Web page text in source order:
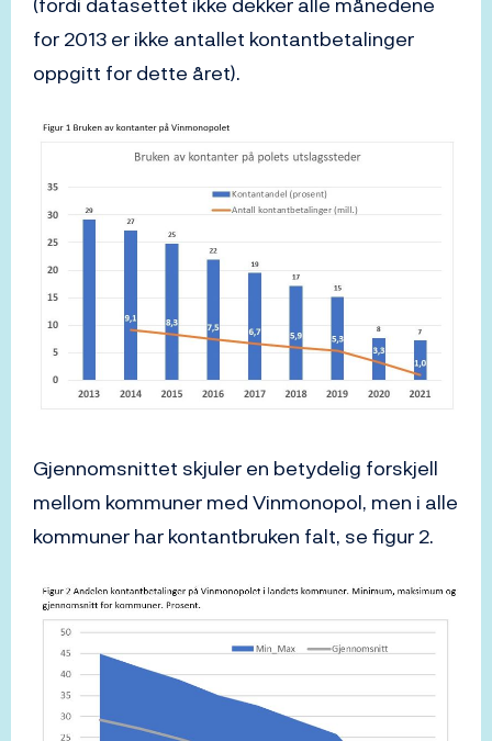
for 2013 er ikke antallet kontantbetalinger
oppgitt for dette året).
Gjennomsnittet skjuler en betydelig forskjell
mellom kommuner med Vinmonopol, men i alle
kommuner har kontantbruken falt, se figur 2.